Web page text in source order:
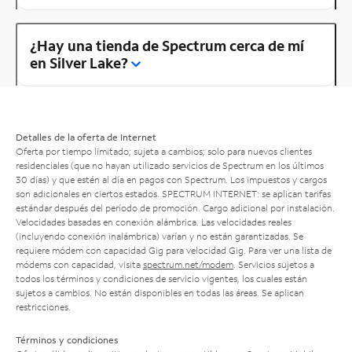
¿Hay una tienda de Spectrum cerca de mí
en Silver Lake?
Detalles de la oferta de Internet
Oferta por tiempo limitado; sujeta a cambios; solo para nuevos clientes
residenciales (que no hayan utilizado servicios de Spectrum en los últimos
30 días) y que estén al día en pagos con Spectrum. Los impuestos y cargos
son adicionales en ciertos estados. SPECTRUM INTERNET: se aplican tarifas
estándar después del período de promoción. Cargo adicional por instalación.
Velocidades basadas en conexión alámbrica. Las velocidades reales
(incluyendo conexión inalámbrica) varían y no están garantizadas. Se
requiere módem con capacidad Gig para velocidad Gig. Para ver una lista de
módems con capacidad, visita spectrum.net/modem . Servicios sujetos a
todos los términos y condiciones de servicio vigentes, los cuales están
sujetos a cambios. No están disponibles en todas las áreas. Se aplican
restricciones.
Términos y condiciones